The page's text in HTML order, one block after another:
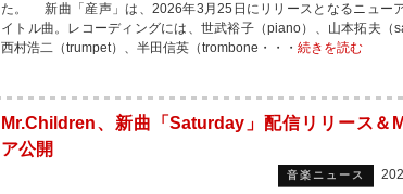
た。 新曲「産声」は、2026年3月25日にリリースとなるニュー
イトル曲。レコーディングには、世武裕子（piano）、山本拓夫（
西村浩二（trumpet）、半田信英（trombone・・・ 続きを読む
Mr.Children、新曲「Saturday」配信リリース＆
ア公開
音楽ニュース